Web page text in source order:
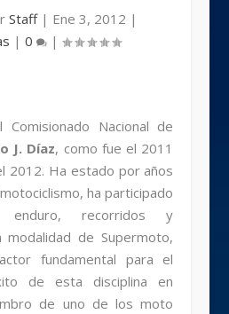
Staff| Ene 3, 2012 |
| 0 |
Comisionado Nacional de
J. Díaz, como fue el 2011
2012. Ha estado por años
ha participado
enduro, recorridos y
modalidad de Supermoto,
fundamental para el
de esta disciplina en
de uno de los moto